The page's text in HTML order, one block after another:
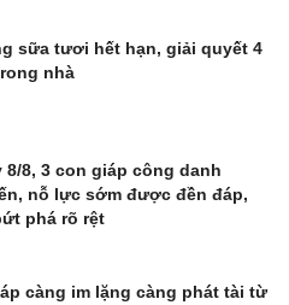
sữa tươi hết hạn, giải quyết 4
nhà
8/8, 3 con giáp công danh
nỗ lực sớm được đền đáp,
phá rõ rệt
càng im lặng càng phát tài từ